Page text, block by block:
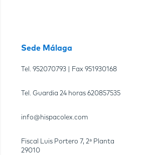
Sede Málaga
Tel. 952070793 | Fax 951930168
Tel. Guardia 24 horas 620857535
info@hispacolex.com
Fiscal Luis Portero 7, 2ª Planta
29010